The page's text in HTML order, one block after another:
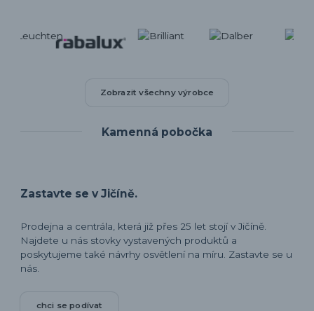
Zobrazit všechny výrobce
Kamenná pobočka
Zastavte se v Jičíně.
Prodejna a centrála, která již přes 25 let stojí v Jičíně.
Najdete u nás stovky vystavených produktů a
poskytujeme také návrhy osvětlení na míru. Zastavte se u
nás.
chci se podívat